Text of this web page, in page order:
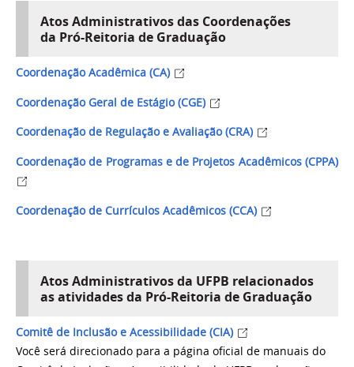
Atos Administrativos das Coordenações
da Pró-Reitoria de Graduação
Coordenação Acadêmica (CA)
Coordenação Geral de Estágio (CGE)
Coordenação de Regulação e Avaliação (CRA)
Coordenação de Programas e de Projetos Acadêmicos (CPPA)
Coordenação de Currículos Acadêmicos (CCA)
Atos Administrativos da UFPB relacionados
as atividades da Pró-Reitoria de Graduação
Comitê de Inclusão e Acessibilidade (CIA)
Você será direcionado para a página oficial de manuais do